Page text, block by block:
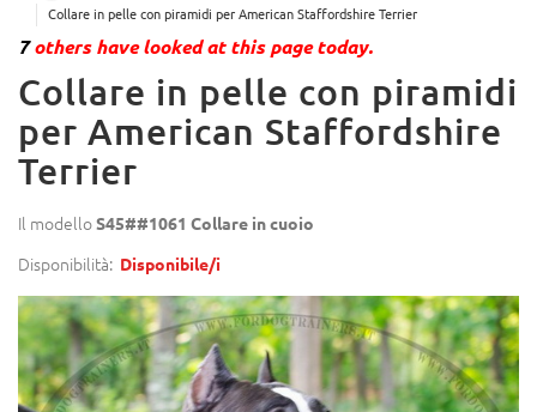
Collare in pelle con piramidi per American Staffordshire Terrier
7others have looked at this page today.
Collare in pelle con piramidi
per American Staffordshire
Terrier
Il modelloS45##1061 Collare in cuoio
Disponibilità: Disponibile/i